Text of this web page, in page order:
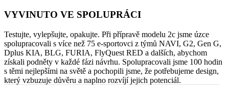
VYVINUTO VE SPOLUPRÁCI
Testujte, vylepšujte, opakujte. Při přípravě modelu 2c jsme úzce
spolupracovali s více než 75 e-sportovci z týmů NAVI, G2, Gen G,
Dplus KIA, BLG, FURIA, FlyQuest RED a dalších, abychom
získali podněty v každé fázi návrhu. Spolupracovali jsme 100 hodin
s těmi nejlepšími na světě a pochopili jsme, že potřebujeme design,
který vzbuzuje důvěru a naplno rozvíjí jejich potenciál.